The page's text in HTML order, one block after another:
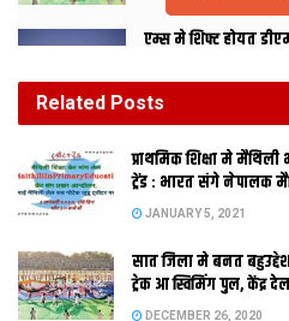
एम्स मे शिफ्ट होयत
लोकनि, 29 कए
Related Posts
प्राथमिक शि‍क्षा मे
ट्रेंड : भारत संगे नेपालक
JANUARY 5, 2021
सात जिला मे बनत
ट्रेक आ स्विमिंग पुल, केंद्र
DECEMBER 26, 2020